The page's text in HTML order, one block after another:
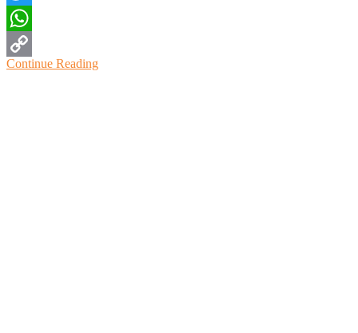
Twitter
WhatsApp
Copy
Continue Reading